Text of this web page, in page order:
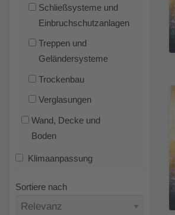
Schließsysteme und
Einbruchschutzanlagen
Treppen und
Geländersysteme
Trockenbau
Verglasungen
Wand, Decke und
Boden
Klimaanpassung
Sortiere nach